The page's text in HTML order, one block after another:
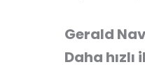
Gerald
Daha